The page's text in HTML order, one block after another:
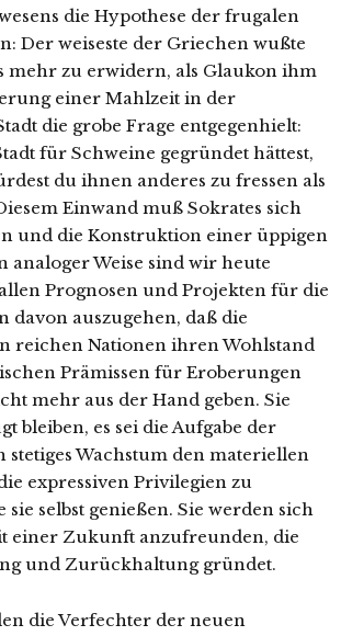
die Hypothese der frugalen
Der weiseste der Griechen wußte
mehr zu erwidern, als Glaukon ihm
einer Mahlzeit in der
die grobe Frage entgegenhielt:
für Schweine gegründet hättest,
du ihnen anderes zu fressen als
Einwand muß Sokrates sich
und die Konstruktion einer üppigen
analoger Weise sind wir heute
Prognosen und Projekten für die
davon auszugehen, daß die
reichen Nationen ihren Wohlstand
Prämissen für Eroberungen
mehr aus der Hand geben. Sie
bleiben, es sei die Aufgabe der
Wachstum den materiellen
expressiven Privilegien zu
sie selbst genießen. Sie werden sich
einer Zukunft anzufreunden, die
und Zurückhaltung gründet.
die Verfechter der neuen